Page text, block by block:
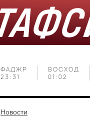
ФАДЖР
23:31
ВОСХОД
01:02
Новости